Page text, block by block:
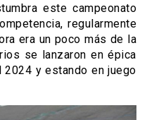
este campeonato
regularmente
era un poco más de la
se lanzaron en épica
2024 y estando en juego